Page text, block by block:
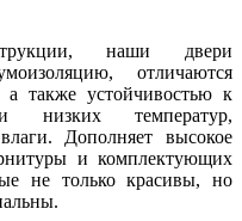
наши двери
отличаются
также устойчивостью к
низких температур,
Дополняет высокое
и комплектующих
не только красивы, но